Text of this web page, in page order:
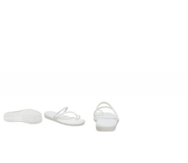
larger image
View larger image
View larger image
View larger